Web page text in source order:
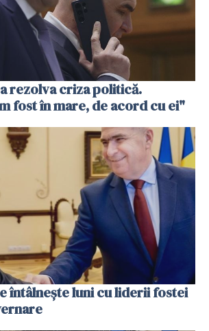
rezolva criza politică.
fost în mare, de acord cu ei"
întâlnește luni cu liderii fostei